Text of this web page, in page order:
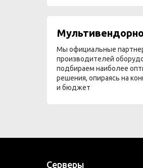
Мы официальные
производителей
подбираем наиболее
решения, опираясь на
и бюджет
Серверы